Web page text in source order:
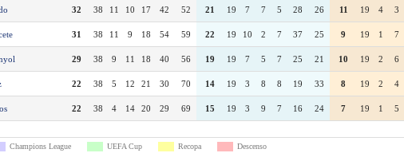
32 38 11 10 17 42 52 21 19 7 7 5 28 26 11 19 4 3
31 38 11 9 18 54 59 22 19 10 2 7 37 25 9 19 1 7
29 38 9 11 18 40 56 19 19 7 5 7 25 21 10 19 2 6
22 38 5 12 21 30 70 14 19 3 8 8 19 33 8 19 2 4
22 38 4 14 20 29 69 15 19 3 9 7 16 24 7 19 1 5
Champions League UEFA Cup Recopa Descenso